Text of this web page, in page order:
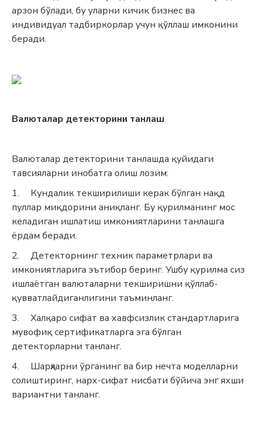
арзон бўлади, бу уларни кичик бизнес ва
индивидуал тадбиркорлар учун қўллаш имконини
беради.
Валюталар детекторини танлаш
Валюталар детекторини танлашда қуйидаги
тавсияларни инобатга олиш лозим:
1.
Кундалик текширилиши керак бўлган нақд
пуллар миқдорини аниқланг. Бу қурилманинг мос
келадиган ишлатиш имкониятларини танлашга
ёрдам беради.
2.
Детекторнинг техник параметрлари ва
имкониятларига эътибор беринг. Ушбу қурилма сиз
ишлаётган валюталарни текширишни қўллаб-
қувватлайдиганлигини таъминланг.
3.
Халқаро сифат ва хавфсизлик стандартларига
мувофиқ сертификатларга эга бўлган
детекторларни танланг.
4.
Шарҳларни ўрганинг ва бир нечта моделларни
солиштиринг, нарх-сифат нисбати бўйича энг яхши
вариантни танланг.